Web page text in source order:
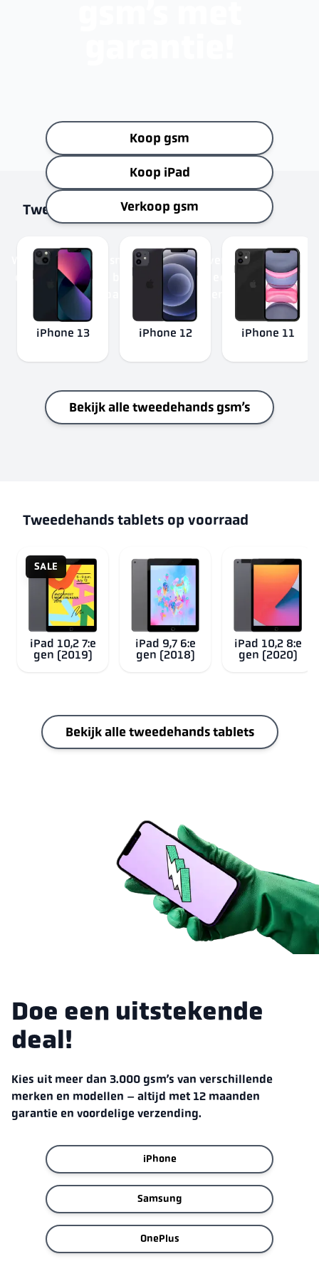
Koop gsm
Koop iPad
Verkoop gsm
Wij geven oude gsm’s een nieuw leven – verkoop uw
oude of vind een bijna nieuwe aan een betere prijs,
met minder impact op het milieu en 12 maanden
garantie.
Tweedehands gsm’s op voorraad
iPhone 13 iPhone 12 iPhone 11
Bekijk alle tweedehands gsm’s
Tweedehands tablets op voorraad
SALE
iPad 10,2 7:e
gen (2019)
iPad 9,7 6:e
gen (2018)
iPad 10,2 8:e
gen (2020)
Bekijk alle tweedehands tablets
Doe een uitstekende
deal!
Kies uit meer dan 3.000 gsm’s van verschillende
merken en modellen – altijd met 12 maanden
garantie en voordelige verzending.
iPhone
Samsung
OnePlus